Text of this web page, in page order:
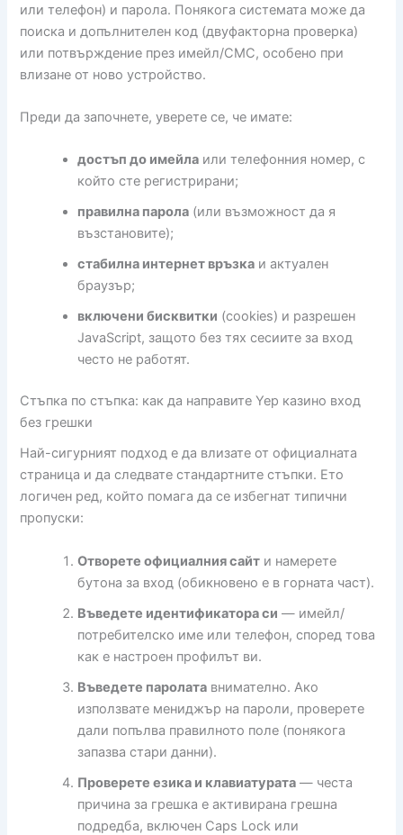
или телефон) и парола. Понякога системата може да
поиска и допълнителен код (двуфакторна проверка)
или потвърждение през имейл/СМС, особено при
влизане от ново устройство.
Преди да започнете, уверете се, че имате:
достъп до имейла или телефонния номер, с
който сте регистрирани;
правилна парола (или възможност да я
възстановите);
стабилна интернет връзка и актуален
браузър;
включени бисквитки (cookies) и разрешен
JavaScript, защото без тях сесиите за вход
често не работят.
Стъпка по стъпка: как да направите Yep казино вход
без грешки
Най-сигурният подход е да влизате от официалната
страница и да следвате стандартните стъпки. Ето
логичен ред, който помага да се избегнат типични
пропуски:
Отворете официалния сайт и намерете
бутона за вход (обикновено е в горната част).
Въведете идентификатора си — имейл/
потребителско име или телефон, според това
как е настроен профилът ви.
Въведете паролата внимателно. Ако
използвате мениджър на пароли, проверете
дали попълва правилното поле (понякога
запазва стари данни).
Проверете езика и клавиатурата — честа
причина за грешка е активирана грешна
подредба, включен Caps Lock или